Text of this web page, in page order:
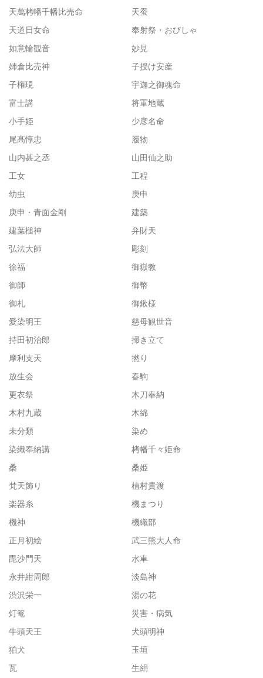
天萬栲幡千幡比売命
天蚕
天道日女命
奉射祭・おびしゃ
如意輪観音
妙見
姉倉比売神
子授け安産
子権現
宇迦之御魂命
富士講
将軍地蔵
小手姫
少彦名命
尾髙惇忠
履物
山内甚之丞
山田仙之助
工女
工程
幼虫
庚申
庚申・青面金剛
建築
建葉槌神
弁財天
弘法大師
彫刻
徐福
御嶽教
御師
御幣
御札
御鍬様
愛染明王
慈母観世音
持田初治郎
掃き立て
摩利支天
撚り
放生会
春駒
更衣祭
木刀奉納
木村九蔵
木綿
未分類
染め
染織奉納講
栲幡千々姫命
桑
桑姫
梵天飾り
植村貴渡
楽器糸
機まつり
機神
機織部
正月初絵
武三熊大人命
毘沙門天
水車
永井紺周郎
淡島神
渋沢栄一
湯の花
灯篭
災害・病気
牛頭天王
犬頭明神
狛犬
玉垣
瓦
生絹